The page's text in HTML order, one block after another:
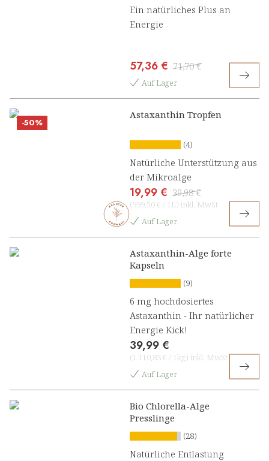
Ein natürliches Plus an
Energie
57,36 € 71,70 €
Auf Lager
-50%
Astaxanthin Tropfen
(4)
Natürliche Unterstützung aus
der Mikroalge
19,99 € 39,98 €
(999,50 € / 1L) inkl. MwSt
Auf Lager
Astaxanthin-Alge forte
Kapseln
(9)
6 mg hochdosiertes
Astaxanthin - Ihr natürlicher
Energie Kick!
39,99 €
(1.110,83 € / 1kg) inkl. MwSt
Auf Lager
Bio Chlorella-Alge
Presslinge
(28)
Natürliche Entlastung